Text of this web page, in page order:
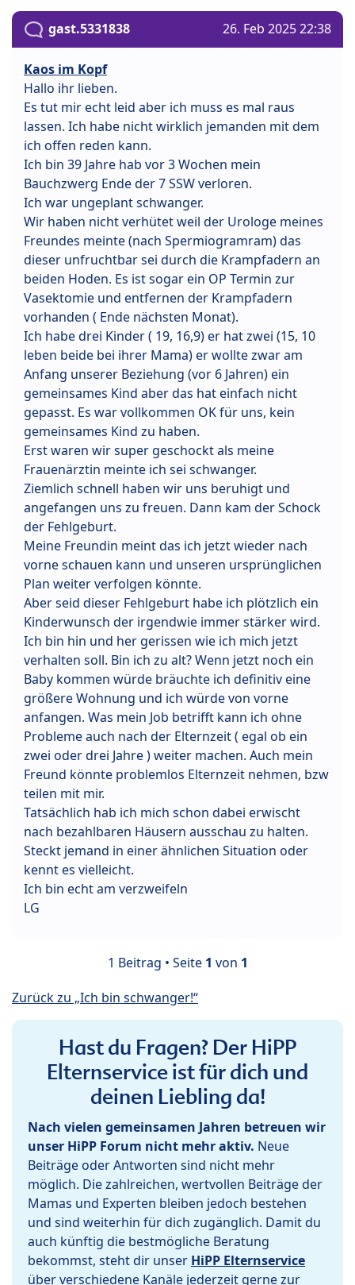
gast.5331838 26. Feb 2025 22:38
Kaos im Kopf
Hallo ihr lieben.
Es tut mir echt leid aber ich muss es mal raus
lassen. Ich habe nicht wirklich jemanden mit dem
ich offen reden kann.
Ich bin 39 Jahre hab vor 3 Wochen mein
Bauchzwerg Ende der 7 SSW verloren.
Ich war ungeplant schwanger.
Wir haben nicht verhütet weil der Urologe meines
Freundes meinte (nach Spermiogramram) das
dieser unfruchtbar sei durch die Krampfadern an
beiden Hoden. Es ist sogar ein OP Termin zur
Vasektomie und entfernen der Krampfadern
vorhanden ( Ende nächsten Monat).
Ich habe drei Kinder ( 19, 16,9) er hat zwei (15, 10
leben beide bei ihrer Mama) er wollte zwar am
Anfang unserer Beziehung (vor 6 Jahren) ein
gemeinsames Kind aber das hat einfach nicht
gepasst. Es war vollkommen OK für uns, kein
gemeinsames Kind zu haben.
Erst waren wir super geschockt als meine
Frauenärztin meinte ich sei schwanger.
Ziemlich schnell haben wir uns beruhigt und
angefangen uns zu freuen. Dann kam der Schock
der Fehlgeburt.
Meine Freundin meint das ich jetzt wieder nach
vorne schauen kann und unseren ursprünglichen
Plan weiter verfolgen könnte.
Aber seid dieser Fehlgeburt habe ich plötzlich ein
Kinderwunsch der irgendwie immer stärker wird.
Ich bin hin und her gerissen wie ich mich jetzt
verhalten soll. Bin ich zu alt? Wenn jetzt noch ein
Baby kommen würde bräuchte ich definitiv eine
größere Wohnung und ich würde von vorne
anfangen. Was mein Job betrifft kann ich ohne
Probleme auch nach der Elternzeit ( egal ob ein
zwei oder drei Jahre ) weiter machen. Auch mein
Freund könnte problemlos Elternzeit nehmen, bzw
teilen mit mir.
Tatsächlich hab ich mich schon dabei erwischt
nach bezahlbaren Häusern ausschau zu halten.
Steckt jemand in einer ähnlichen Situation oder
kennt es vielleicht.
Ich bin echt am verzweifeln
LG
1 Beitrag • Seite 1 von 1
Zurück zu „Ich bin schwanger!“
Hast du Fragen? Der HiPP
Elternservice ist für dich und
deinen Liebling da!
Nach vielen gemeinsamen Jahren betreuen wir
unser HiPP Forum nicht mehr aktiv. Neue
Beiträge oder Antworten sind nicht mehr
möglich. Die zahlreichen, wertvollen Beiträge der
Mamas und Experten bleiben jedoch bestehen
und sind weiterhin für dich zugänglich. Damit du
auch künftig die bestmögliche Beratung
bekommst, steht dir unser HiPP Elternservice
über verschiedene Kanäle jederzeit gerne zur